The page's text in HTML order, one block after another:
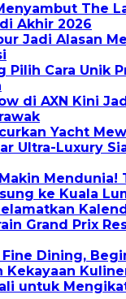
The
Akhir 2026
Jadi Alasan
Pilih Cara Unik
di AXN Kini
Yacht
Ultra-Luxury
Mendunia!
ke Kuala
Grand Prix
Dining,
Kekayaan
untuk